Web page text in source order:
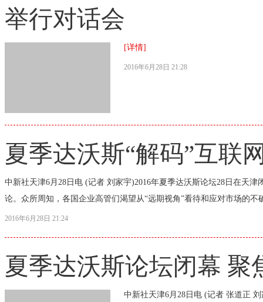
举行对话会
[详情]
2016年6月28日 21:28
夏季达沃斯“解码”互联
中新社天津6月28日电 (记者 刘家宇)2016年夏季达沃斯论坛28日在天
论。众所周知，各国企业高管们渴望从“远期视角”看待和应对市场的
2016年6月28日 21:24
夏季达沃斯论坛闭幕 聚
中新社天津6月28日电 (记者 张道正